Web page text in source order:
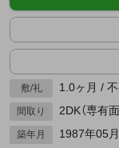
敷/礼 1.0ヶ月 /
間取り 2DK（専有
築年月 1987年05月